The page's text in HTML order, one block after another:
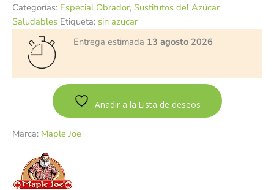
Categorías: Especial Obrador, Sustitutos del Azúcar
Saludables Etiqueta: sin azucar
Entrega estimada 13 agosto 2026
Añadir a la Lista de deseos
Marca: Maple Joe